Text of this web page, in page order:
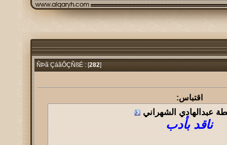
ÑÞã ÇáãÔÇÑßÉ : [
282]
اقتباس:
عبدالهادي الشهراني
ناقد بأدب